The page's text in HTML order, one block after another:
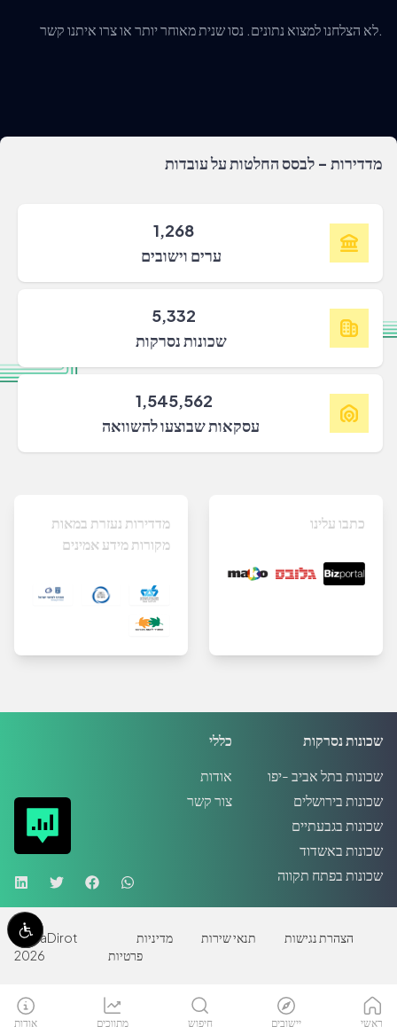
אודות מתווכים חיפוש יישובים ראשי
לא הצלחנו למצוא נתונים. נסו שנית מאוחר יותר או צרו איתנו קשר.
מדדירות - לבסס החלטות על עובדות
1,268
ערים וישובים
5,332
שכונות נסרקות
1,545,562
עסקאות שבוצעו להשוואה
מדדירות נעזרת במאות
מקורות מידע אמינים
כתבו עלינו
כללי
אודות
צור קשר
שכונות נסרקות
שכונות בתל אביב -יפו
שכונות בירושלים
שכונות בגבעתיים
שכונות באשדוד
שכונות בפתח תקווה
MadaDirot
2026
הצהרת נגישות תנאי שירות
מדיניות
פרטיות